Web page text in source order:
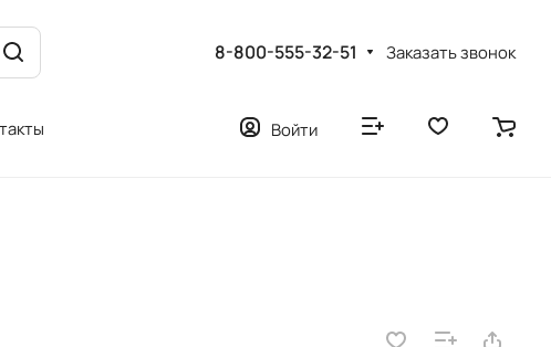
8-800-555-32-51 Заказать звонок
Войти